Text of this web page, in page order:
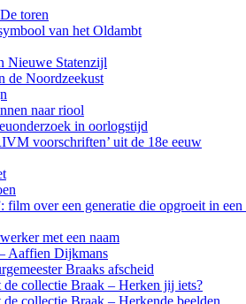
toren
van het Oldambt
Nieuwe Statenzijl
de Noordzeekust
naar riool
in oorlogstijd
voorschriften’ uit de 18e eeuw
film over een generatie die opgroeit in
met een naam
Aaffien Dijkmans
Braaks afscheid
de collectie Braak – Herken jij iets?
de collectie Braak – Herkende beelden